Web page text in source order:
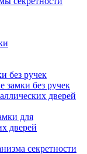
без ручек
замки без ручек
дверей
для
дверей
секретности